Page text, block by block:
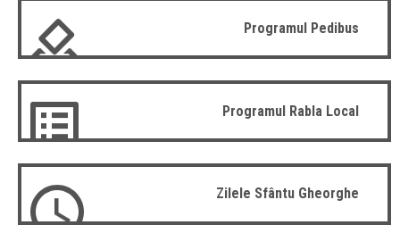
Programul Pedibus
Programul Rabla Local
Zilele Sfântu Gheorghe